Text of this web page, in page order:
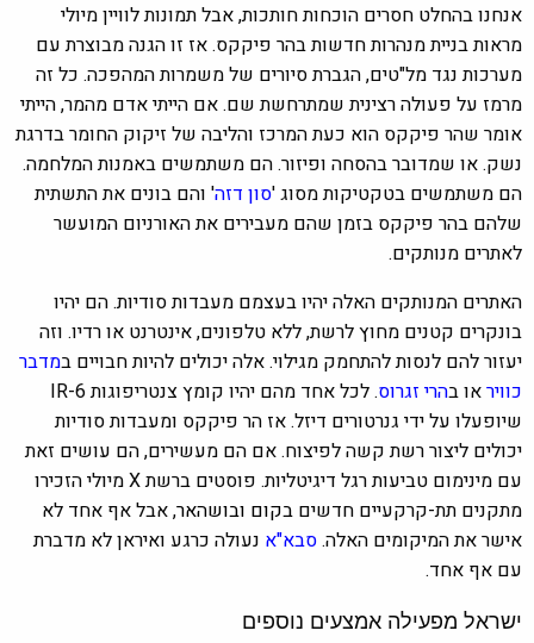
אנחנו בהחלט חסרים הוכחות חותכות, אבל תמונות לוויין מיולי
מראות בניית מנהרות חדשות בהר פיקקס. אז זו הגנה מבוצרת עם
מערכות נגד מל"טים, הגברת סיורים של משמרות המהפכה. כל זה
מרמז על פעולה רצינית שמתרחשת שם. אם הייתי אדם מהמר, הייתי
אומר שהר פיקקס הוא כעת המרכז והליבה של זיקוק החומר בדרגת
נשק. או שמדובר בהסחה ופיזור. הם משתמשים באמנות המלחמה.
הם משתמשים בטקטיקות מסוג 'סון דזה' והם בונים את התשתית
שלהם בהר פיקקס בזמן שהם מעבירים את האורניום המועשר
לאתרים מנותקים.
האתרים המנותקים האלה יהיו בעצמם מעבדות סודיות. הם יהיו
בונקרים קטנים מחוץ לרשת, ללא טלפונים, אינטרנט או רדיו. וזה
יעזור להם לנסות להתחמק מגילוי. אלה יכולים להיות חבויים ב מדבר
כוויראו בהרי זגרוס
. לכל אחד מהם יהיו קומץ צנטריפוגות IR-6
שיופעלו על ידי גנרטורים דיזל. אז הר פיקקס ומעבדות סודיות
יכולים ליצור רשת קשה לפיצוח. אם הם מעשירים, הם עושים זאת
עם מינימום טביעות רגל דיגיטליות. פוסטים ברשת X מיולי הזכירו
מתקנים תת-קרקעיים חדשיםבקום ובושהאר, אבל אף אחד לא
אישר את המיקומים האלה.סבא"אנעולה כרגע ואיראן לא מדברת
עם אף אחד.
ישראל מפעילה אמצעים נוספים